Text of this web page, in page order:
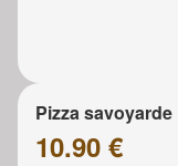
Pizza savoyarde
10.90 €